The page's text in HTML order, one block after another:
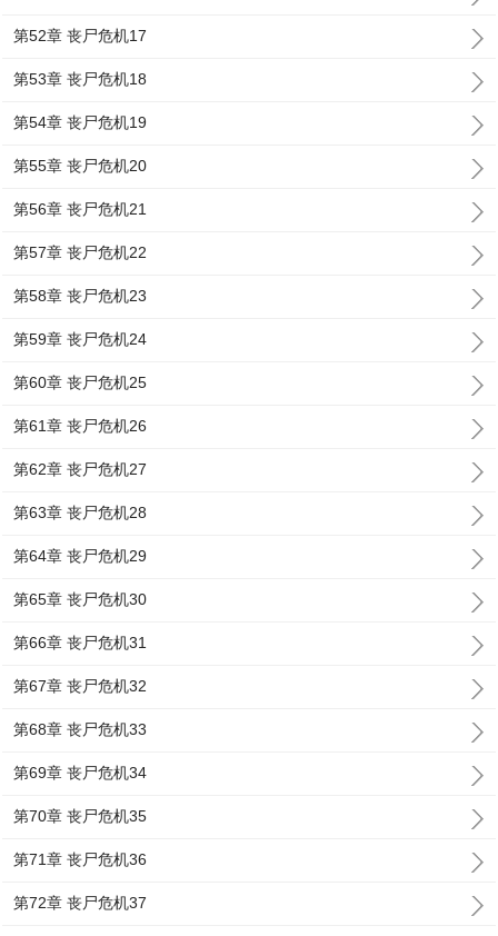
第52章 丧尸危机17
第53章 丧尸危机18
第54章 丧尸危机19
第55章 丧尸危机20
第56章 丧尸危机21
第57章 丧尸危机22
第58章 丧尸危机23
第59章 丧尸危机24
第60章 丧尸危机25
第61章 丧尸危机26
第62章 丧尸危机27
第63章 丧尸危机28
第64章 丧尸危机29
第65章 丧尸危机30
第66章 丧尸危机31
第67章 丧尸危机32
第68章 丧尸危机33
第69章 丧尸危机34
第70章 丧尸危机35
第71章 丧尸危机36
第72章 丧尸危机37